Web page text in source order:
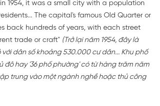
1954, it was a small city with a population
The capital's famous Old Quarter or
back hundreds of years, with each street
trade or craft" (Trở lại năm 1954, đây là
dân số khoảng 530.000 cư dân... Khu phố
đô hay '36 phố phường' có từ hàng trăm năm
trung vào một ngành nghề hoặc thủ công